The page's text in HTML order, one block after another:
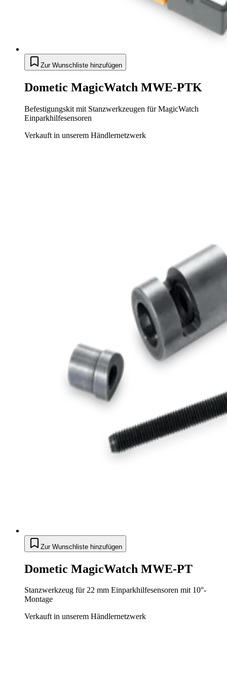
Zur Wunschliste hinzufügen
Dometic MagicWatch MWE-PTK
Befestigungskit mit Stanzwerkzeugen für MagicWatch
Einparkhilfesensoren
Verkauft in unserem Händlernetzwerk
Zur Wunschliste hinzufügen
Dometic MagicWatch MWE-PT
Stanzwerkzeug für 22 mm Einparkhilfesensoren mit 10°-
Montage
Verkauft in unserem Händlernetzwerk